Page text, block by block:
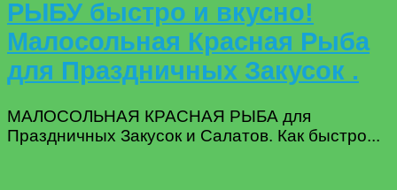
РЫБУ быстро и вкусно!
Малосольная Красная Рыба
для Праздничных Закусок .
МАЛОСОЛЬНАЯ КРАСНАЯ РЫБА для
Праздничных Закусок и Салатов. Как быстро...